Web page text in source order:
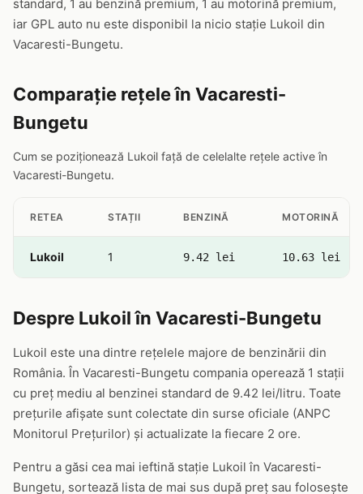
standard, 1 au benzină premium, 1 au motorină premium,
iar GPL auto nu este disponibil la nicio stație Lukoil din
Vacaresti-Bungetu.
Comparație rețele în Vacaresti-
Bungetu
Cum se poziționează Lukoil față de celelalte rețele active în
Vacaresti-Bungetu.
RETEA STAȚII BENZINĂ MOTORINĂ
Lukoil 1 9.42 lei 10.63 lei
Despre Lukoil în Vacaresti-Bungetu
Lukoil este una dintre rețelele majore de benzinării din
România. În Vacaresti-Bungetu compania operează 1 stații
cu preț mediu al benzinei standard de 9.42 lei/litru. Toate
prețurile afișate sunt colectate din surse oficiale (ANPC
Monitorul Prețurilor) și actualizate la fiecare 2 ore.
Pentru a găsi cea mai ieftină stație Lukoil în Vacaresti-
Bungetu, sortează lista de mai sus după preț sau folosește